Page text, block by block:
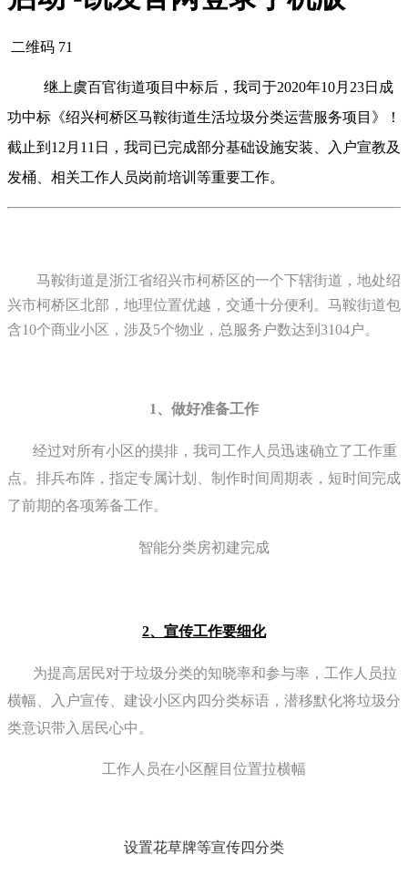
二维码 71
继上虞百官街道项目中标后，我司于2020年10月23日成
功中标《绍兴柯桥区马鞍街道生活垃圾分类运营服务项目》！
截止到12月11日，我司已完成部分基础设施安装、入户宣教及
发桶、相关工作人员岗前培训等重要工作。
马鞍街道是浙江省绍兴市柯桥区的一个下辖街道，地处绍
兴市柯桥区北部，地理位置优越，交通十分便利。马鞍街道包
含10个商业小区，涉及5个物业，总服务户数达到3104户。
1、做好准备工作
经过对所有小区的摸排，我司工作人员迅速确立了工作重
点。排兵布阵，指定专属计划、制作时间周期表，短时间完成
了前期的各项筹备工作。
智能分类房初建完成
2、宣传工作要细化
为提高居民对于垃圾分类的知晓率和参与率，工作人员拉
横幅、入户宣传、建设小区内四分类标语，潜移默化将垃圾分
类意识带入居民心中。
工作人员在小区醒目位置拉横幅
设置花草牌等宣传四分类